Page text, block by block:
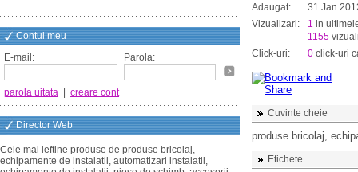
Contul meu
E-mail:
Parola:
parola uitata creare cont
Director Web
Cele mai ieftine produse de produse bricolaj,
echipamente de instalatii, automatizari instalatii,
Adaugat:
31 Jan
Vizualizari:
1 in
1155
Click-uri:
0 click-uri
Cuvinte cheie
produse bricolaj,
Etichete